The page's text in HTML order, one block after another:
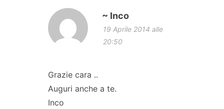
~ Inco
19 Aprile 2014 alle
20:50
Grazie cara ..
Auguri anche a te.
Inco